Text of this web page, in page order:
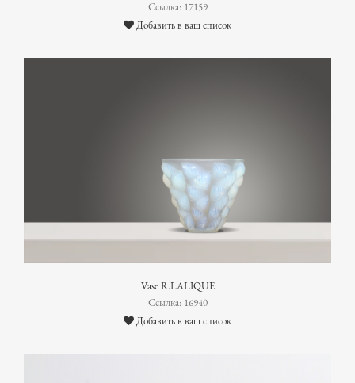
Ссылка: 17159
Добавить в ваш список
Vase R.LALIQUE
Ссылка: 16940
Добавить в ваш список